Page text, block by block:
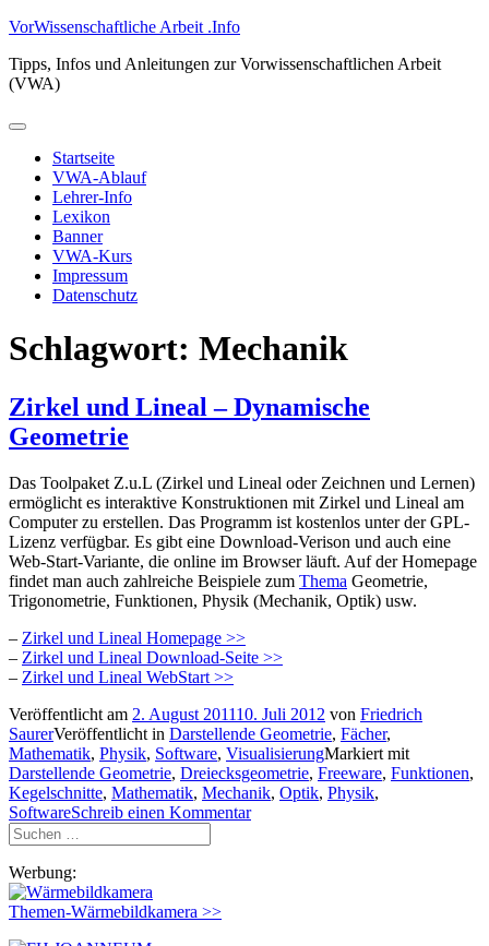
Zum
springen
VorWissenschaftliche Arbeit .Info
Tipps, Infos und Anleitungen zur Vorwissenschaftlichen Arbeit
(VWA)
Primäres
Startseite
VWA-Ablauf
Lehrer-Info
Lexikon
Banner
VWA-Kurs
Impressum
Datenschutz
Schlagwort: Mechanik
Zirkel und Lineal – Dynamische
Geometrie
Das Toolpaket Z.u.L (Zirkel und Lineal oder Zeichnen und Lernen)
ermöglicht es interaktive Konstruktionen mit Zirkel und Lineal am
Computer zu erstellen. Das Programm ist kostenlos unter der GPL-
Lizenz verfügbar. Es gibt eine Download-Verison und auch eine
Web-Start-Variante, die online im Browser läuft. Auf der Homepage
findet man auch zahlreiche Beispiele zum Thema Geometrie,
Trigonometrie, Funktionen, Physik (Mechanik, Optik) usw.
– Zirkel und Lineal Homepage >>
– Zirkel und Lineal Download-Seite >>
– Zirkel und Lineal WebStart >>
Veröffentlicht am 2. August 201110. Juli 2012 von Friedrich
SaurerVeröffentlicht in Darstellende Geometrie, Fächer,
Mathematik, Physik, Software, VisualisierungMarkiert mit
Darstellende Geometrie, Dreiecksgeometrie, Freeware, Funktionen,
Kegelschnitte, Mathematik, Mechanik, Optik, Physik,
SoftwareSchreib einen Kommentar
Suchen
nach:
Werbung:
Themen-Wärmebildkamera >>